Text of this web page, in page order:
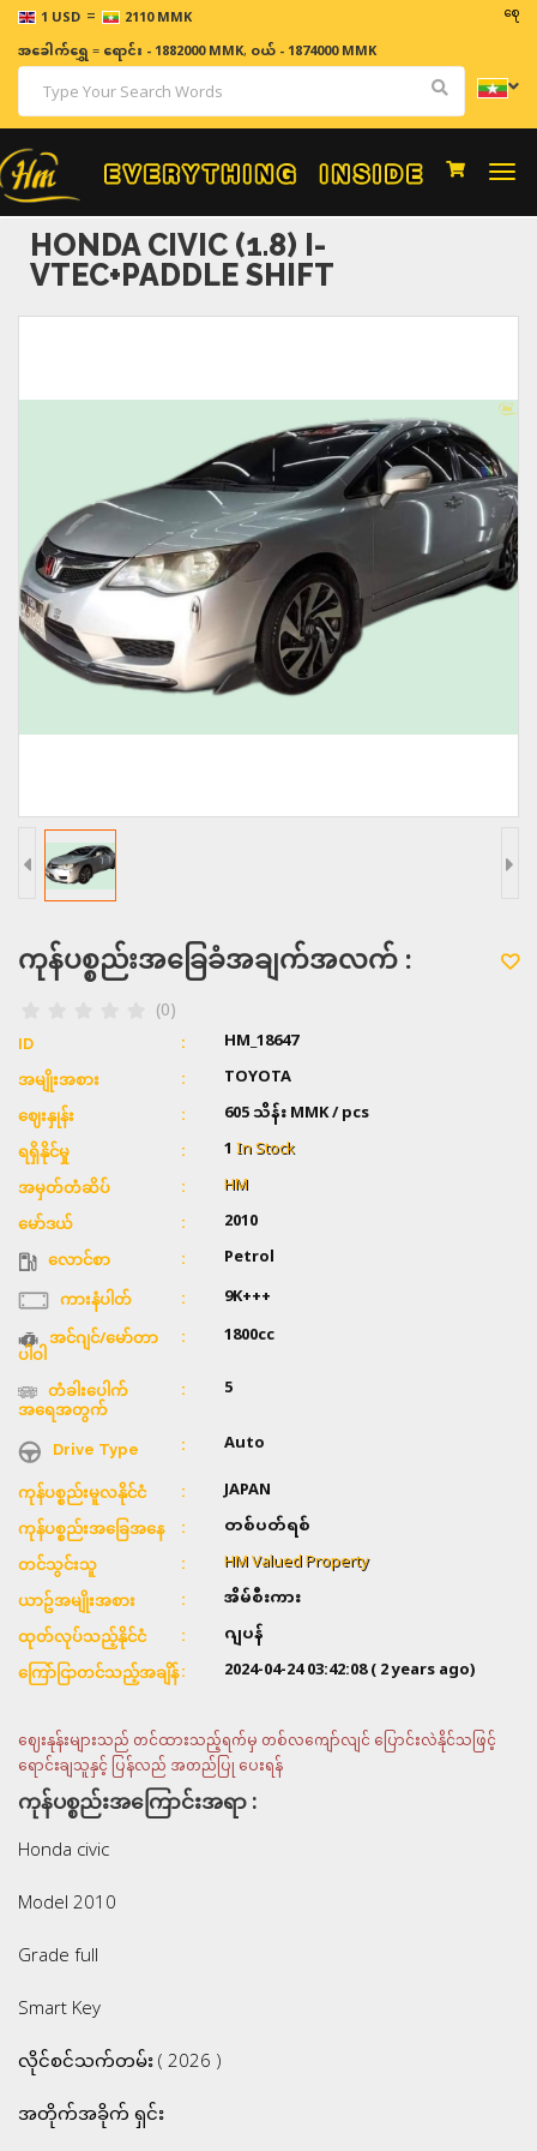
1 USD = 2110 MMK ဈေးနှုန်
အခေါက်ရွှေ=ရောင်း - 1882000 MMK, ဝယ် - 1874000 MMK
HONDA CIVIC (1.8) I-
VTEC+PADDLE SHIFT
ကုန်ပစ္စည်းအခြေခံအချက်အလက် :
(0)
ID HM_18647
အမျိုးအစား TOYOTA
ဈေးနှုန်း 605 သိန်းMMK / pcs
ရရှိနိုင်မှု 1In Stock
အမှတ်တံဆိပ် HM
မော်ဒယ် 2010
လောင်စာ Petrol
ကားနံပါတ် 9K+++
အင်ဂျင်/မော်တာ
ပါဝါ
1800cc
တံခါးပေါက်
အရေအတွက်
5
Drive Type Auto
ကုန်ပစ္စည်းမူလနိုင်ငံ JAPAN
ကုန်ပစ္စည်းအခြေအနေ တစ်ပတ်ရစ်
တင်သွင်းသူ HM Valued Property
ယာဥ်အမျိုးအစား အိမ်စီးကား
ထုတ်လုပ်သည့်နိုင်ငံ ဂျပန်
ကြော်ငြာတင်သည့်အချိန် 2024-04-24 03:42:08( 2 years ago)
ဈေးနုန်းများသည် တင်ထားသည့်ရက်မှ တစ်လကျော်လျင် ပြောင်းလဲနိုင်သဖြင့်
ရောင်းချသူနှင့် ပြန်လည် အတည်ပြု ပေးရန်
ကုန်ပစ္စည်းအကြောင်းအရာ :
Honda civic
Model 2010
Grade full
Smart Key
လိုင်စင်သက်တမ်း ( 2026 )
အတိုက်အခိုက် ရှင်း